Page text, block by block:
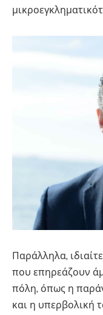
Παράλληλα,
που επηρεάζουν
πόλη, όπως η
και η υπερβολική